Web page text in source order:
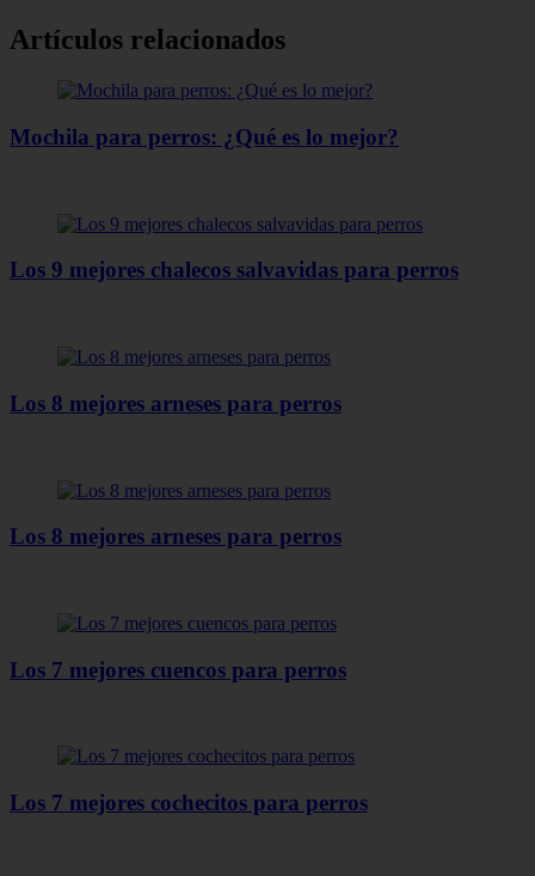
Artículos relacionados
Mochila para perros: ¿Qué es lo mejor?
Los 9 mejores chalecos salvavidas para perros
Los 8 mejores arneses para perros
Los 8 mejores arneses para perros
Los 7 mejores cuencos para perros
Los 7 mejores cochecitos para perros